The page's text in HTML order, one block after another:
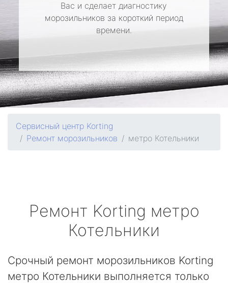
Вас и сделает диагностику
морозильников за короткий период
времени.
Сервисный центр Korting
Ремонт морозильников
метро Котельники
Ремонт Korting метро
Котельники
Срочный ремонт морозильников Korting
метро Котельники выполняется только